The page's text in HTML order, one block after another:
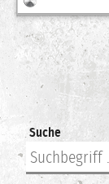
Suche